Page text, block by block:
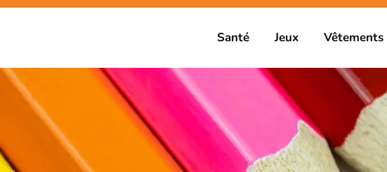
Santé Jeux Vêtements